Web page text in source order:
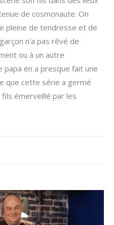
de cosmonaute. On
pleine de tendresse et de
n'a pas rêvé de
ou à un autre
papa en a presque fait une
que cette série a germé
fils émerveillé par les